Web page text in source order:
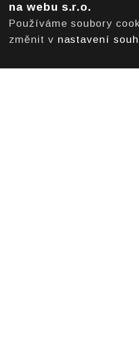
na webu s.r.o.
Používáme soubory
změnit v nastavení